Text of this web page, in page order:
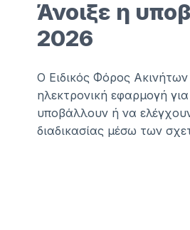
Άνοιξε η
2026
Ο Ειδικός Φόρος
ηλεκτρονική εφαρμογή
υποβάλλουν ή να
διαδικασίας μέσω των